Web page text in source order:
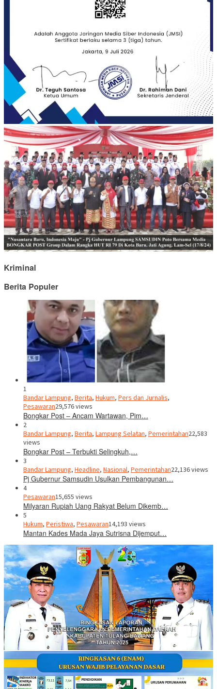
Kriminal
Berita Populer
1
Bandar Lampung, Berita, Hukum, Pers dan Jurnalis,
Pesawaran29,576 views
Bongkar Post – Ancam Wartawan, Pim…
2
Bandar Lampung, Berita, Lampung Selatan, Pemerintahan22,583
views
Bongkar Post – Terbukti Selingkuh,…
3
Bandar Lampung, Headline, Nasional, Pemerintahan22,136 views
Pj Gubernur Samsudin Usulkan Pembangunan…
4
Pesawaran15,655 views
Milyaran Rupiah Uang Rakyat Belum Dikemb…
5
Hukum, Peristiwa, Pesawaran14,193 views
Mantan Kades Mada Jaya Sutrisna Dijemput…